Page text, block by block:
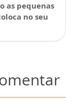
as pequenas
no seu